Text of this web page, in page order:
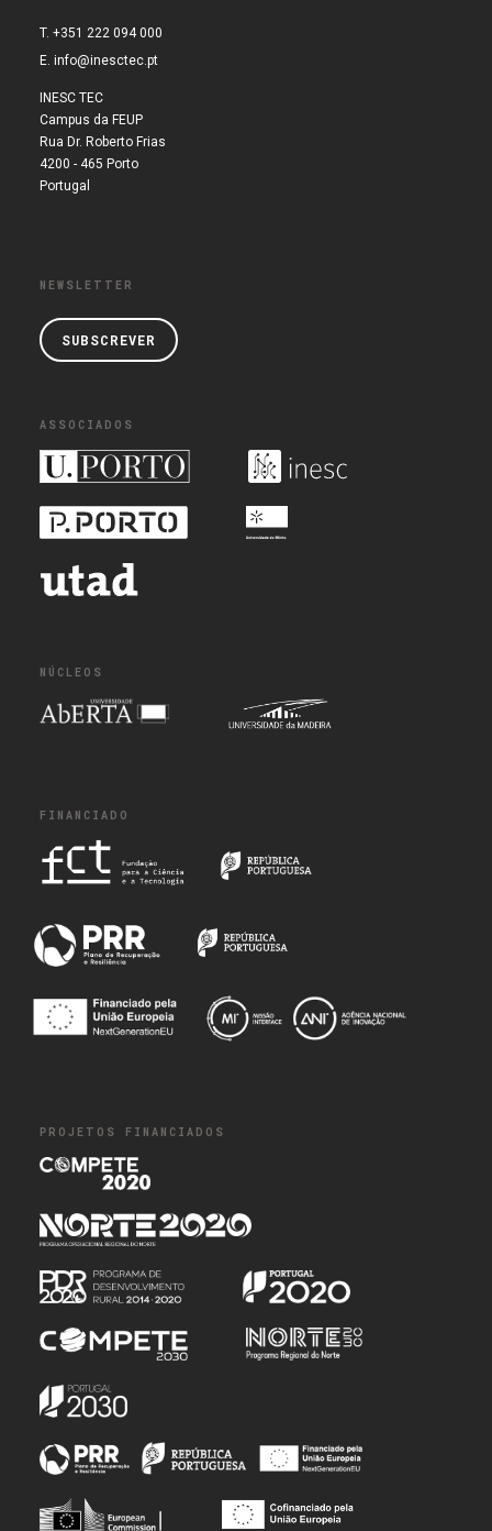
T. +351 222 094 000
E. info@inesctec.pt
INESC TEC
Campus da FEUP
Rua Dr. Roberto Frias
4200 - 465 Porto
Portugal
NEWSLETTER
SUBSCREVER
ASSOCIADOS
NÚCLEOS
FINANCIADO
PROJETOS FINANCIADOS